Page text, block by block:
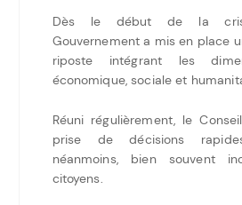
Dès le début de la
Gouvernement a mis en place
riposte intégrant les
économique, sociale et
Réuni régulièrement, le
prise de décisions
néanmoins, bien souvent
citoyens.